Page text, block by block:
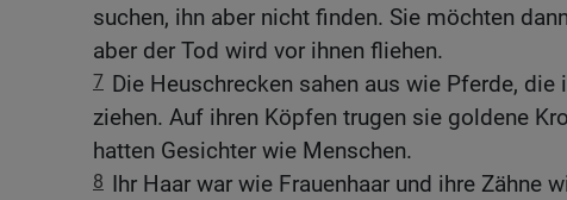
suchen, ihn aber nicht finden. Sie möchten
aber der Tod wird vor ihnen fliehen.
7 Die Heuschrecken sahen aus wie Pferde, die
ziehen. Auf ihren Köpfen trugen sie goldene
hatten Gesichter wie Menschen.
8 Ihr Haar war wie Frauenhaar und ihre Zähne